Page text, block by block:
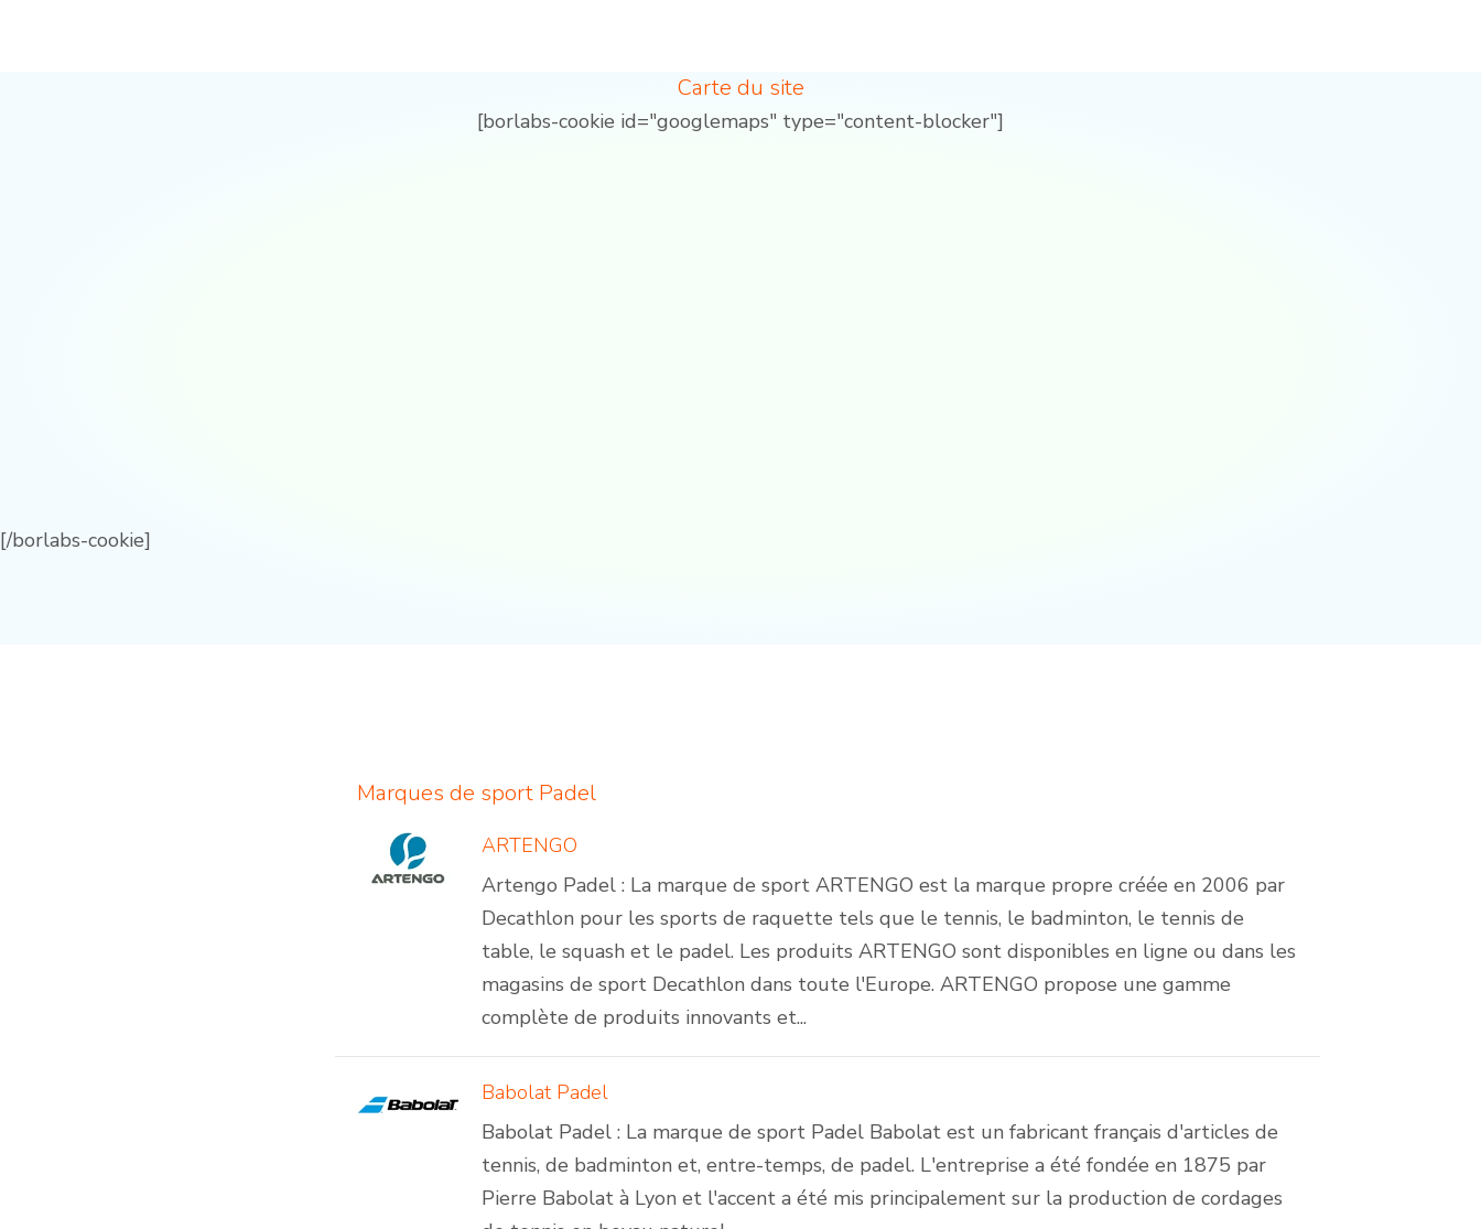
Carte du site
[borlabs-cookie id="googlemaps" type="content-blocker"]
[/borlabs-cookie]
Marques de sport Padel
ARTENGO
Artengo Padel : La marque de sport ARTENGO est la marque propre créée en 2006 par
Decathlon pour les sports de raquette tels que le tennis, le badminton, le tennis de
table, le squash et le padel. Les produits ARTENGO sont disponibles en ligne ou dans les
magasins de sport Decathlon dans toute l'Europe. ARTENGO propose une gamme
complète de produits innovants et...
Babolat Padel
Babolat Padel : La marque de sport Padel Babolat est un fabricant français d'articles de
tennis, de badminton et, entre-temps, de padel. L'entreprise a été fondée en 1875 par
Pierre Babolat à Lyon et l'accent a été mis principalement sur la production de cordages